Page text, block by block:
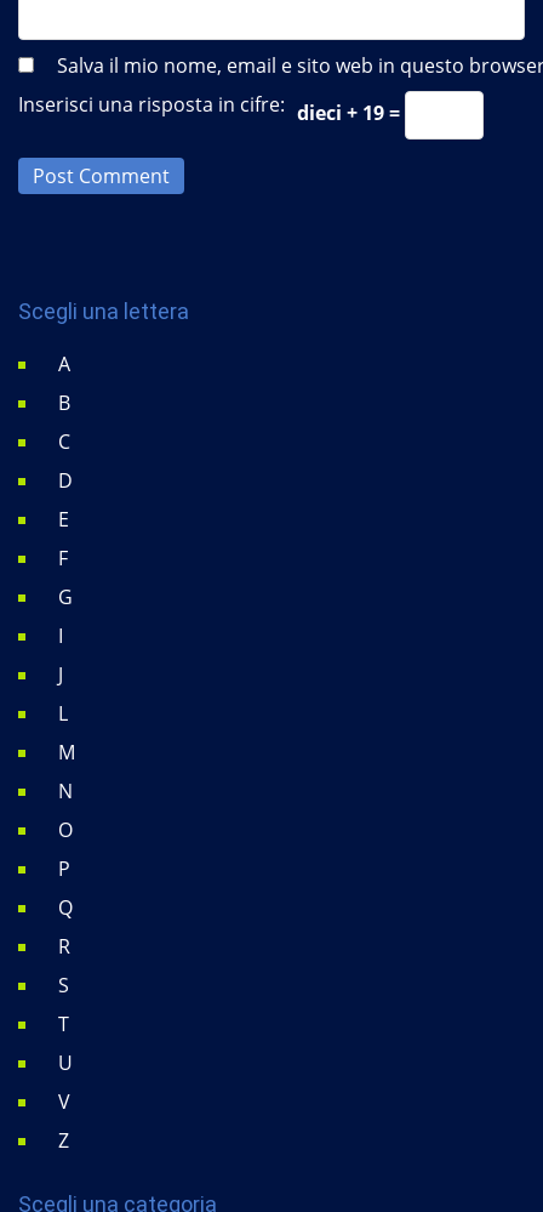
Salva il mio nome, email e sito web in questo
Inserisci una risposta in cifre: dieci + 19 =
Post Comment
Scegli una lettera
A
B
C
D
E
F
G
I
J
L
M
N
O
P
Q
R
S
T
U
V
Z
Scegli una categoria